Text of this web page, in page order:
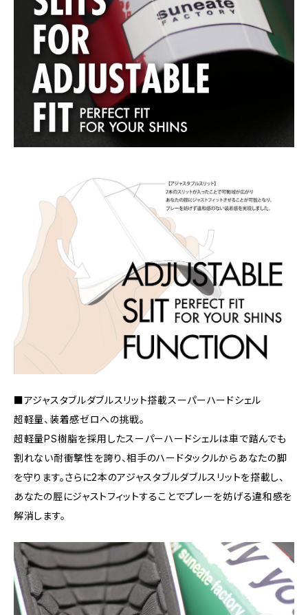
■アジャスタブルダブルスリット搭載スーパーハードシェル
超軽量、装着感ゼロへの挑戦。
超軽量PS樹脂を採用したスーパーハードシェルは車で踏んでも
割れない耐衝撃性を誇り、相手のハードタックルからあなたの脚
を守ります。さらに2本のアジャスタブルダブルスリットを搭載し、
あなたの脛にジャストフィットすることでプレーを妨げる違和感を
解消します。